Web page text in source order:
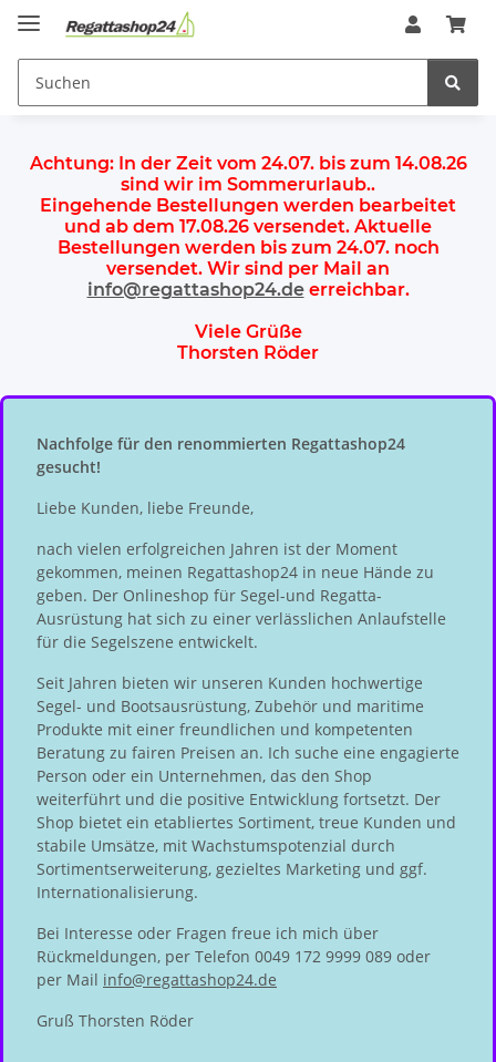
Achtung: In der Zeit vom 24.07. bis zum 14.08.26
sind wir im Sommerurlaub..
Eingehende Bestellungen werden bearbeitet
und ab dem 17.08.26 versendet. Aktuelle
Bestellungen werden bis zum 24.07.noch
versendet. Wir sind per Mail an
info@regattashop24.deerreichbar.
Viele Grüße
Thorsten Röder
Nachfolge für den renommierten Regattashop24
gesucht!
Liebe Kunden, liebe Freunde,
nach vielen erfolgreichen Jahren ist der Moment
gekommen, meinen Regattashop24 in neue Hände zu
geben. Der Onlineshop für Segel-und Regatta-
Ausrüstung hat sich zu einer verlässlichen Anlaufstelle
für die Segelszene entwickelt.
Seit Jahren bieten wir unseren Kunden hochwertige
Segel- und Bootsausrüstung, Zubehör und maritime
Produkte mit einer freundlichen und kompetenten
Beratung zu fairen Preisen an. Ich suche eine engagierte
Person oder ein Unternehmen, das den Shop
weiterführt und die positive Entwicklung fortsetzt. Der
Shop bietet ein etabliertes Sortiment, treue Kunden und
stabile Umsätze, mit Wachstumspotenzial durch
Sortimentserweiterung, gezieltes Marketing und ggf.
Internationalisierung.
Bei Interesse oder Fragen freue ich mich über
Rückmeldungen, per Telefon 0049 172 9999 089 oder
per Mail info@regattashop24.de
Gruß Thorsten Röder